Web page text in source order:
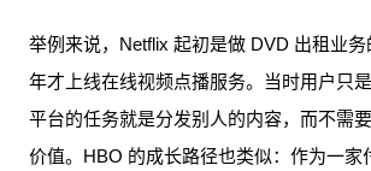
举例来说，Netflix 起初是做 DVD 出租业
年才上线在线视频点播服务。当时用户只是
平台的任务就是分发别人的内容，而不需
价值。HBO 的成长路径也类似：作为一家